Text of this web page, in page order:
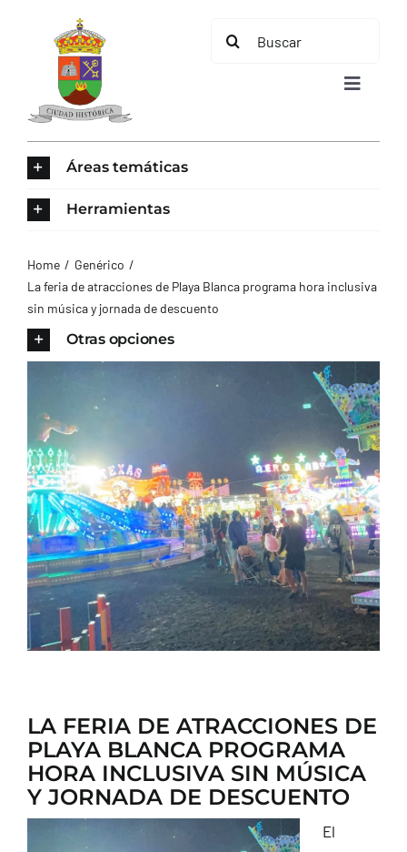
contenido
Buscar:
Toggle
AYUNTAMIENTO
CONTACTO
Áreas temáticas
Herramientas
Home
Genérico
La feria de atracciones de Playa Blanca programa hora inclusiva
sin música y jornada de descuento
Otras opciones
LA FERIA DE ATRACCIONES DE
PLAYA BLANCA PROGRAMA
HORA INCLUSIVA SIN MÚSICA
Y JORNADA DE DESCUENTO
El